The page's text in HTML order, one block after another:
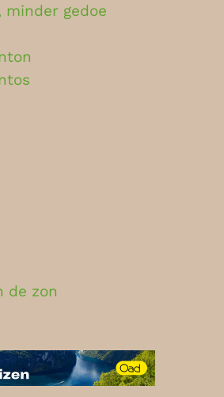
minder gedoe